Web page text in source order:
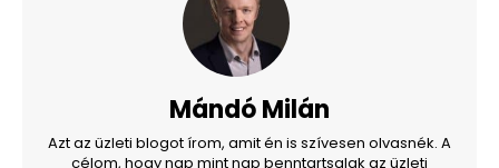
Mándó Milán
Azt az üzleti blogot írom, amit én is szívesen olvasnék. A
célom, hogy nap mint nap benntartsalak az üzleti